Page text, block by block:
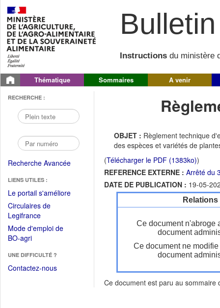
Instructions du ministère
Thématique Sommaires A venir
RECHERCHE :
Recherche Avancée
LIENS UTILES :
Le portail s'améliore(Fichier
Circulaires de
Legifrance(Ouvrir
dans
une
fenêtre)
Mode d'emploi de
BO-agri(Ouvrir
une
nouvelle
UNE DIFFICULTÉ ?
Contactez-nous
OBJET : Règlement technique
des espèces et variétés de
(Télécharger le PDF (1383ko))
REFERENCE EXTERNE : Arrêté du
DATE DE PUBLICATION : 19-05-
Ce document n'abroge
document
Ce document ne
document
Ce document est paru au sommaire